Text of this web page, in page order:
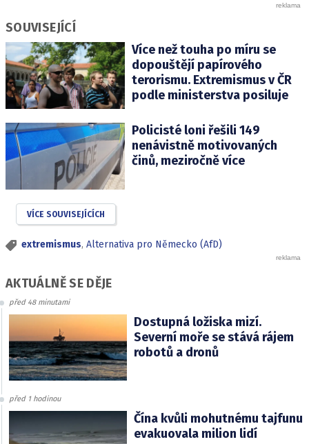
SOUVISEJÍCÍ
Více než touha po míru se
dopouštějí papírového
terorismu. Extremismus v ČR
podle ministerstva posiluje
Policisté loni řešili 149
nenávistně motivovaných
činů, meziročně více
VÍCE SOUVISEJÍCÍCH
extremismus, Alternativa pro Německo (AfD)
AKTUÁLNĚ SE DĚJE
před 48 minutami
Dostupná ložiska mizí.
Severní moře se stává rájem
robotů a dronů
před 1 hodinou
Čína kvůli mohutnému tajfunu
evakuovala milion lidí